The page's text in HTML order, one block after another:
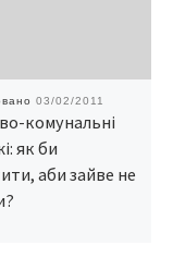
03/02/2011
комунальні
як би
аби зайве не